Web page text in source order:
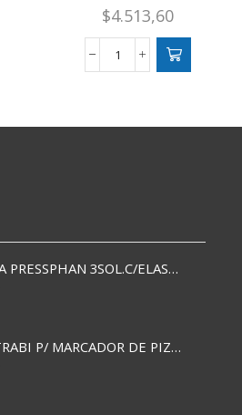
$4.513,60
BASTIDOR
CM
CARPETA PRESSPHAN 3SOL.C/ELAST MARRON A4 P01A
TINTA TRABI P/ MARCADOR DE PIZARRA x30ml AZUL